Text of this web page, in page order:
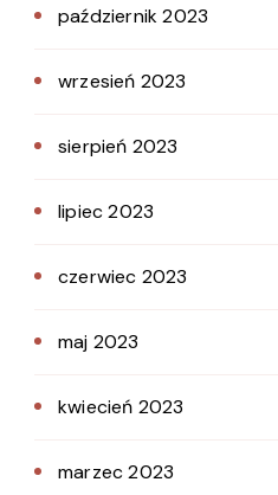
październik 2023
wrzesień 2023
sierpień 2023
lipiec 2023
czerwiec 2023
maj 2023
kwiecień 2023
marzec 2023